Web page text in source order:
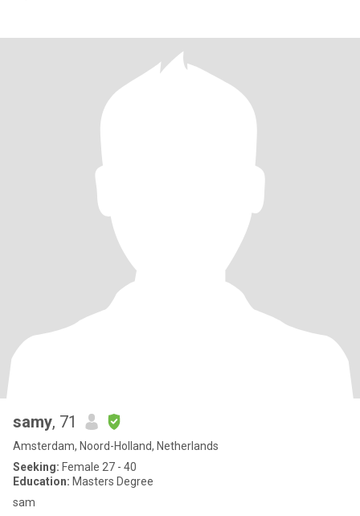
samy, 71
Amsterdam, Noord-Holland, Netherlands
Seeking: Female 27 - 40
Education: Masters Degree
sam